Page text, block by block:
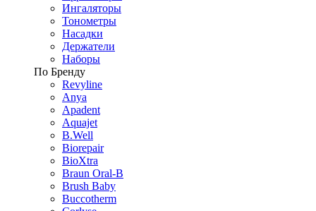
Ингаляторы
Тонометры
Насадки
Держатели
Наборы
По Бренду
Revyline
Anya
Apadent
Aquajet
B.Well
Biorepair
BioXtra
Braun Oral-B
Brush Baby
Buccotherm